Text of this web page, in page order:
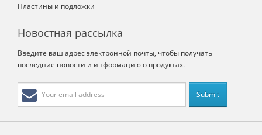
Пластины и подложки
Новостная рассылка
Введите ваш адрес электронной почты, чтобы получать
последние новости и информацию о продуктах.